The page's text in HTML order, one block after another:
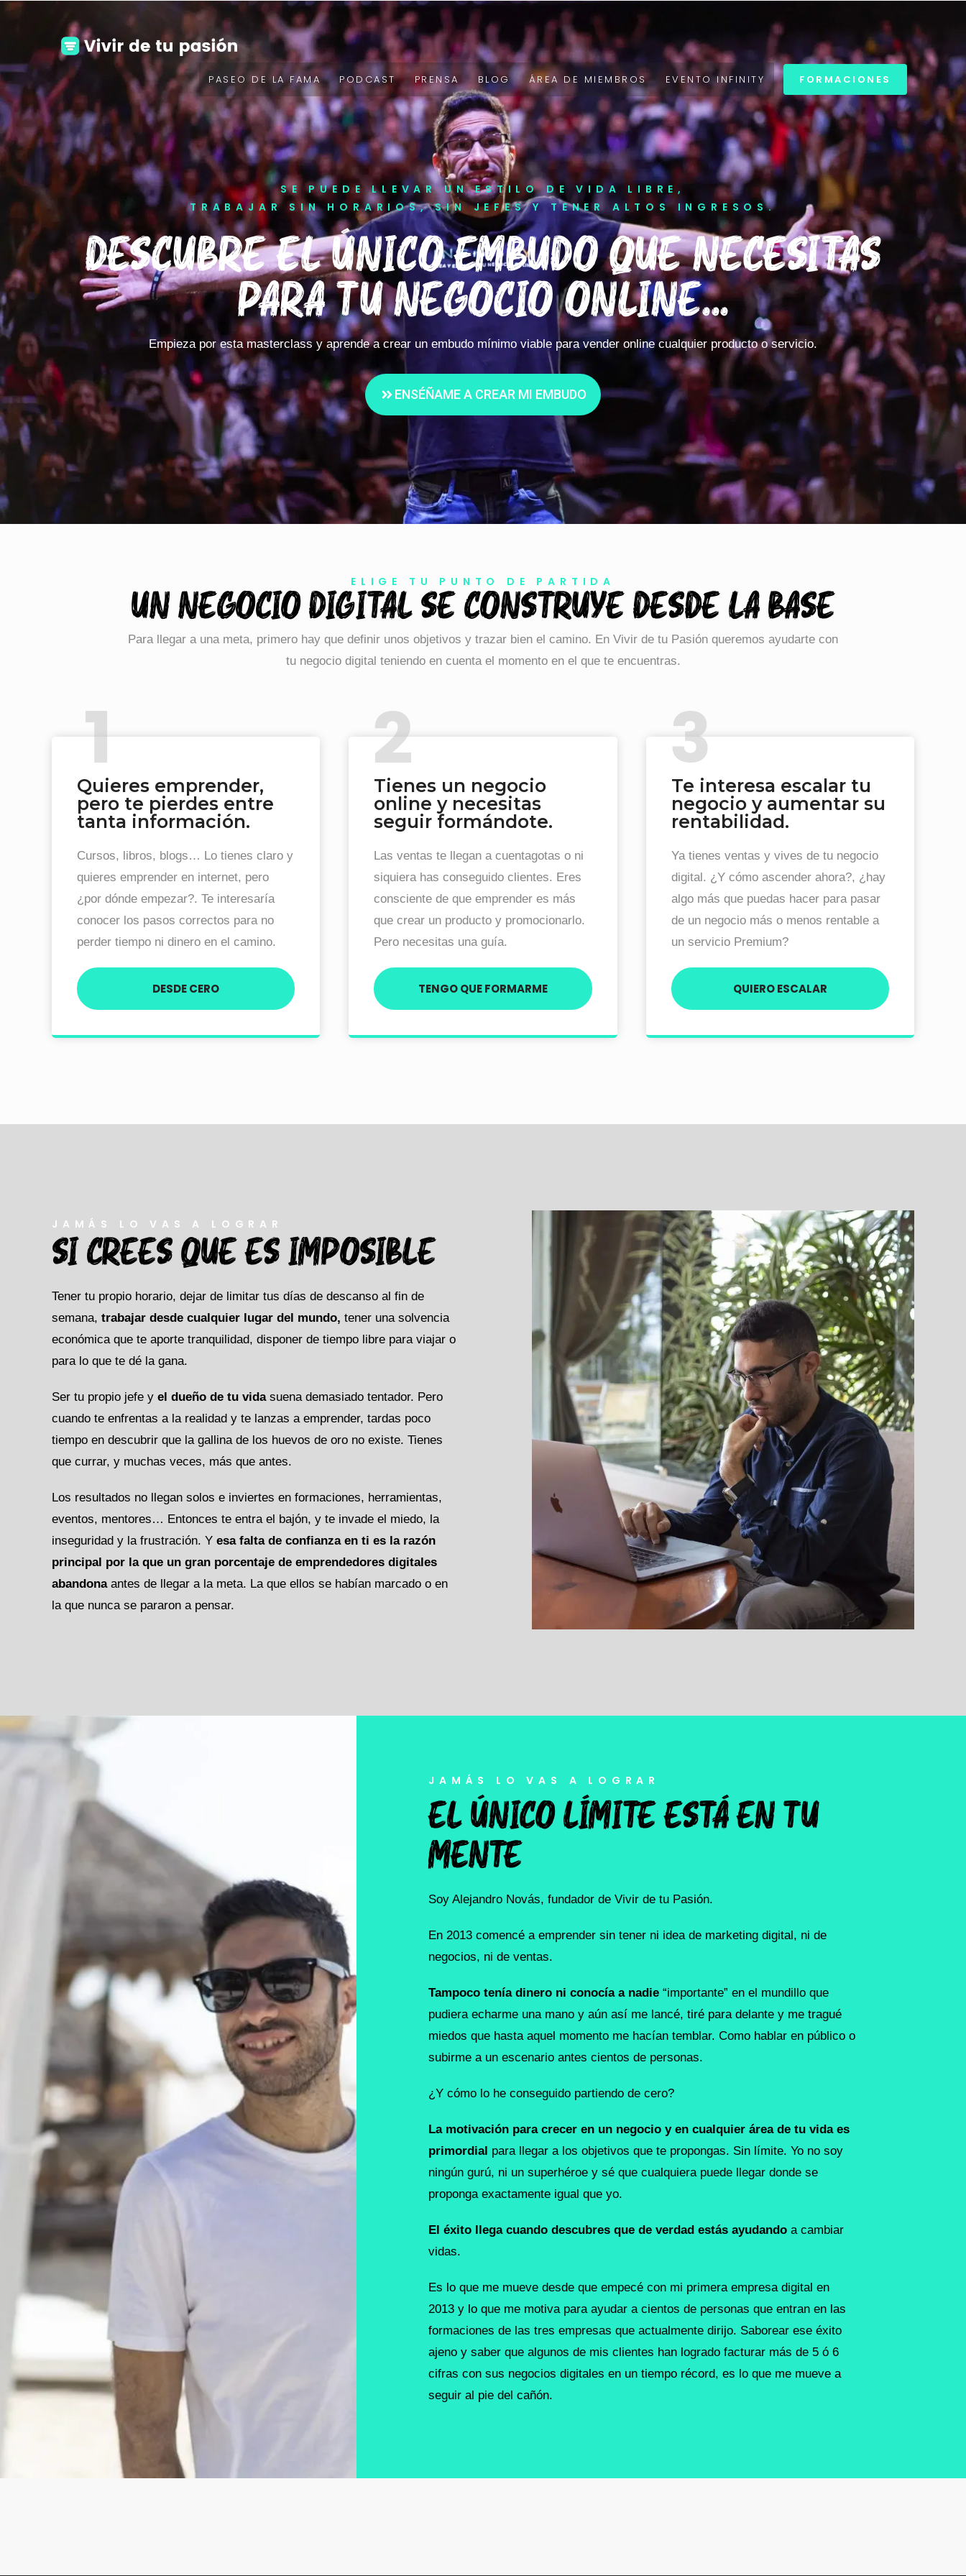
PASEO DE LA FAMA PODCAST PRENSA BLOG ÁREA DE MIEMBROS EVENTO INFINITY FORMACIONES
SE PUEDE LLEVAR UN ESTILO DE VIDA LIBRE,
TRABAJAR SIN HORARIOS, SIN JEFES Y TENER ALTOS INGRESOS.
DESCUBRE EL ÚNICO EMBUDO QUE NECESITAS
PARA TU NEGOCIO ONLINE...
Empieza por esta masterclass y aprende a crear un embudo mínimo viable para vender online cualquier producto o servicio.
ENSÉÑAME A CREAR MI EMBUDO
ELIGE TU PUNTO DE PARTIDA
UN NEGOCIO DIGITAL SE CONSTRUYE DESDE LA BASE
Para llegar a una meta, primero hay que definir unos objetivos y trazar bien el camino. En Vivir de tu Pasión queremos ayudarte con
tu negocio digital teniendo en cuenta el momento en el que te encuentras.
Quieres emprender,
pero te pierdes entre
tanta información.
Cursos, libros, blogs… Lo tienes claro y
quieres emprender en internet, pero
¿por dónde empezar?. Te interesaría
conocer los pasos correctos para no
perder tiempo ni dinero en el camino.
DESDE CERO
Tienes un negocio
online y necesitas
seguir formándote.
Las ventas te llegan a cuentagotas o ni
siquiera has conseguido clientes. Eres
consciente de que emprender es más
que crear un producto y promocionarlo.
Pero necesitas una guía.
TENGO QUE FORMARME
Te interesa escalar tu
negocio y aumentar su
rentabilidad.
Ya tienes ventas y vives de tu negocio
digital. ¿Y cómo ascender ahora?, ¿hay
algo más que puedas hacer para pasar
de un negocio más o menos rentable a
un servicio Premium?
QUIERO ESCALAR
JAMÁS LO VAS A LOGRAR
SI CREES QUE ES IMPOSIBLE
Tener tu propio horario, dejar de limitar tus días de descanso al fin de
semana, trabajar desde cualquier lugar del mundo, tener una solvencia
económica que te aporte tranquilidad, disponer de tiempo libre para viajar o
para lo que te dé la gana.
Ser tu propio jefe y el dueño de tu vidasuena demasiado tentador. Pero
cuando te enfrentas a la realidad y te lanzas a emprender, tardas poco
tiempo en descubrir que la gallina de los huevos de oro no existe. Tienes
que currar, y muchas veces, más que antes.
Los resultados no llegan solos e inviertes en formaciones, herramientas,
eventos, mentores… Entonces te entra el bajón, y te invade el miedo, la
inseguridad y la frustración. Y esa falta de confianza en ti es la razón
principal por la que un gran porcentaje de emprendedores digitales
abandonaantes de llegar a la meta. La que ellos se habían marcado o en
la que nunca se pararon a pensar.
JAMÁS LO VAS A LOGRAR
EL ÚNICO LÍMITE ESTÁ EN TU
MENTE
Soy Alejandro Novás, fundador de Vivir de tu Pasión.
En 2013 comencé a emprender sin tener ni idea de marketing digital, ni de
negocios, ni de ventas.
Tampoco tenía dinero ni conocía a nadie “importante” en el mundillo que
pudiera echarme una mano y aún así me lancé, tiré para delante y me tragué
miedos que hasta aquel momento me hacían temblar. Como hablar en público o
subirme a un escenario antes cientos de personas.
¿Y cómo lo he conseguido partiendo de cero?
La motivación para crecer en un negocio y en cualquier área de tu vida es
primordial para llegar a los objetivos que te propongas. Sin límite. Yo no soy
ningún gurú, ni un superhéroe y sé que cualquiera puede llegar donde se
proponga exactamente igual que yo.
El éxito llega cuando descubres que de verdad estás ayudando a cambiar
vidas.
Es lo que me mueve desde que empecé con mi primera empresa digital en
2013 y lo que me motiva para ayudar a cientos de personas que entran en las
formaciones de las tres empresas que actualmente dirijo. Saborear ese éxito
ajeno y saber que algunos de mis clientes han logrado facturar más de 5 ó 6
cifras con sus negocios digitales en un tiempo récord, es lo que me mueve a
seguir al pie del cañón.